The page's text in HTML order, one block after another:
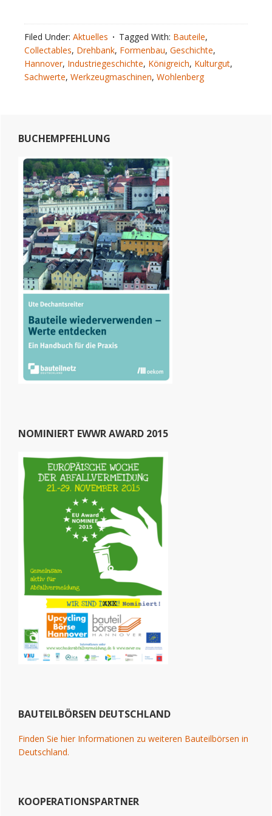
Filed Under: Aktuelles Tagged With: Bauteile,
Collectables, Drehbank, Formenbau, Geschichte,
Hannover, Industriegeschichte, Königreich, Kulturgut,
Sachwerte, Werkzeugmaschinen, Wohlenberg
Primary
Sidebar
BUCHEMPFEHLUNG
NOMINIERT EWWR AWARD 2015
BAUTEILBÖRSEN DEUTSCHLAND
Finden Sie hier Informationen zu weiteren Bauteilbörsen in
Deutschland.
KOOPERATIONSPARTNER